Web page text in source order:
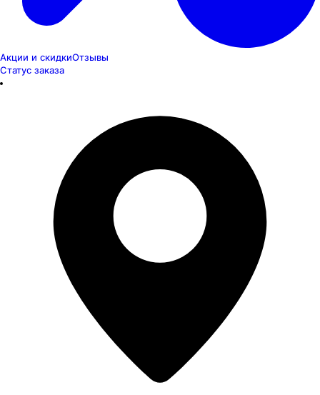
Акции и скидкиОтзывы
Статус заказа